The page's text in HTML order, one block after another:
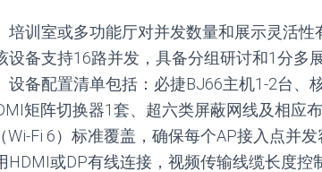
培训室或多功能厅对并发数量和展示灵活
设备支持16路并发，具备分组研讨和1分多
设备配置清单包括：必捷BJ66主机1-2台、
矩阵切换器1套、超六类屏蔽网线及相应
Wi-Fi 6）标准覆盖，确保每个AP接入点并
HDMI或DP有线连接，视频传输线缆长度控